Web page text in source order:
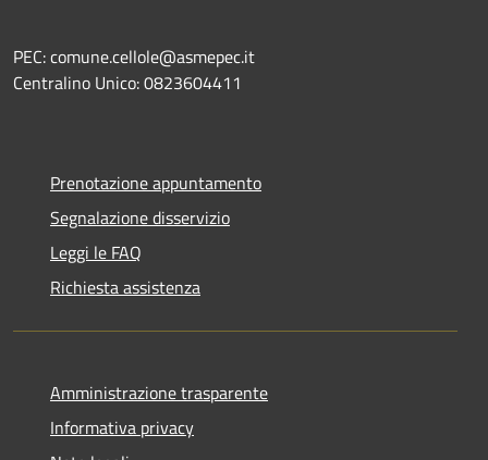
PEC: comune.cellole@asmepec.it
Centralino Unico: 0823604411
Prenotazione appuntamento
Segnalazione disservizio
Leggi le FAQ
Richiesta assistenza
Amministrazione trasparente
Informativa privacy